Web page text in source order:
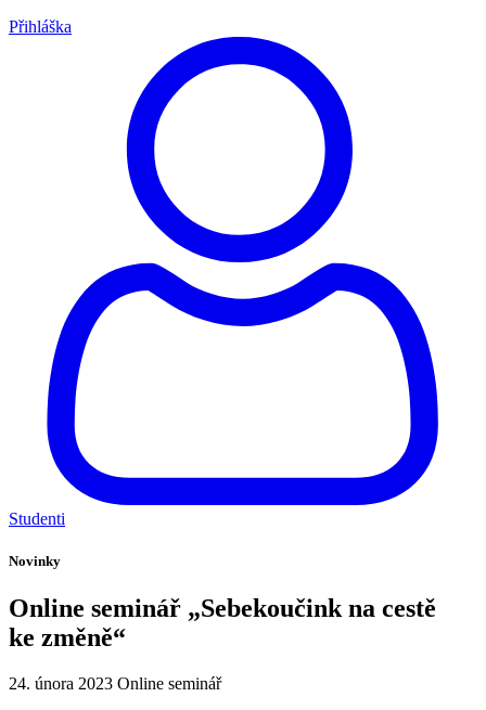
Přihláška
Studenti
Novinky
Online seminář „Sebekoučink na cestě
ke změně“
24. února 2023 Online seminář